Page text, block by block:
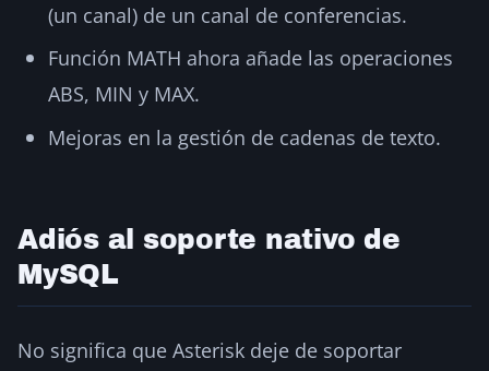
(un canal) de un canal de conferencias.
Función MATH ahora añade las operaciones
ABS, MIN y MAX.
Mejoras en la gestión de cadenas de texto.
Adiós al soporte nativo de
MySQL
No significa que Asterisk deje de soportar